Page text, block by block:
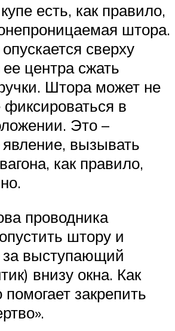
есть, как правило,
штора.
сверху
центра сжать
Штора может не
фиксироваться в
Это –
вызывать
как правило,
проводника
штору и
за выступающий
внизу окна. Как
закрепить